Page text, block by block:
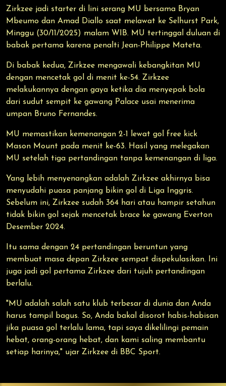
Zirkzee jadi starter di lini serang MU bersama Bryan
Mbeumo dan Amad Diallo saat melawat ke Selhurst Park,
Minggu (30/11/2025) malam WIB. MU tertinggal duluan di
babak pertama karena penalti Jean-Philippe Mateta.
Di babak kedua, Zirkzee mengawali kebangkitan MU
dengan mencetak gol di menit ke-54. Zirkzee
melakukannya dengan gaya ketika dia menyepak bola
dari sudut sempit ke gawang Palace usai menerima
umpan Bruno Fernandes.
MU memastikan kemenangan 2-1 lewat gol free kick
Mason Mount pada menit ke-63. Hasil yang melegakan
MU setelah tiga pertandingan tanpa kemenangan di liga.
Yang lebih menyenangkan adalah Zirkzee akhirnya bisa
menyudahi puasa panjang bikin gol di Liga Inggris.
Sebelum ini, Zirkzee sudah 364 hari atau hampir setahun
tidak bikin gol sejak mencetak brace ke gawang Everton
Desember 2024.
Itu sama dengan 24 pertandingan beruntun yang
membuat masa depan Zirkzee sempat dispekulasikan. Ini
juga jadi gol pertama Zirkzee dari tujuh pertandingan
berlalu.
"MU adalah salah satu klub terbesar di dunia dan Anda
harus tampil bagus. So, Anda bakal disorot habis-habisan
jika puasa gol terlalu lama, tapi saya dikelilingi pemain
hebat, orang-orang hebat, dan kami saling membantu
setiap harinya," ujar Zirkzee di BBC Sport.